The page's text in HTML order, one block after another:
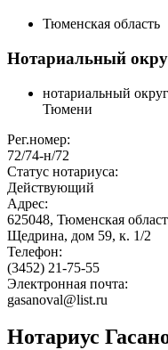
Тюменская область
Нотариальный
нотариальный
Тюмени
Рег.номер:
72/74-н/72
Статус нотариуса:
Действующий
Адрес:
625048, Тюменская
Щедрина, дом 59, к. 1/2
Телефон:
(3452) 21-75-55
Электронная почта:
gasanoval@list.ru
Нотариус